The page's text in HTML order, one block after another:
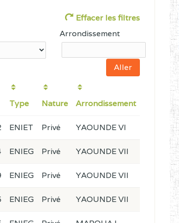
Effacer les filtres
Arrondissement
Type Nature Arrondissement
ENIET Privé YAOUNDE VI
ENIEG Privé YAOUNDE VII
ENIEG Privé YAOUNDE VII
ENIEG Privé YAOUNDE VII